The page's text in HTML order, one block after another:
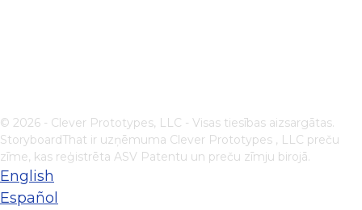
© 2026 - Clever Prototypes, LLC - Visas tiesības aizsargātas.
StoryboardThat ir uzņēmuma Clever Prototypes , LLC preču
zīme, kas reģistrēta ASV Patentu un preču zīmju birojā.
English
Español